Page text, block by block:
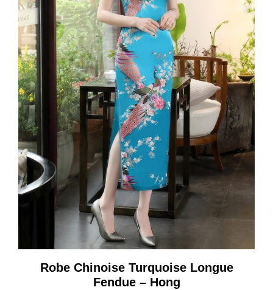
Robe Chinoise Turquoise Longue
Fendue – Hong